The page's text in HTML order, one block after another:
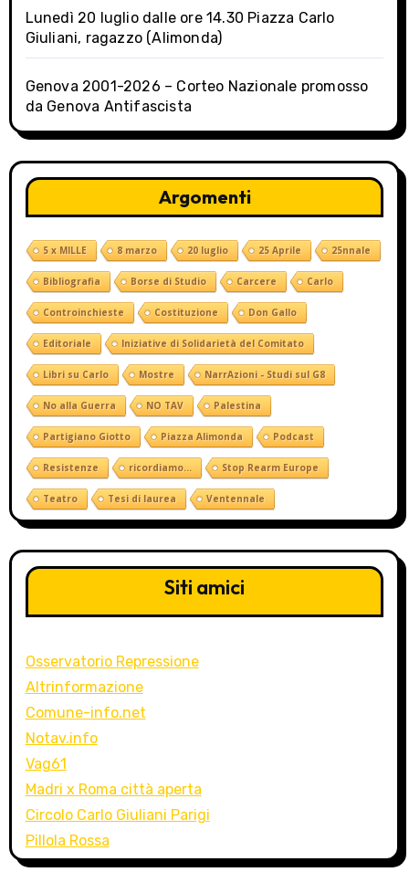
Lunedì 20 luglio dalle ore 14.30 Piazza Carlo
Giuliani, ragazzo (Alimonda)
Genova 2001-2026 – Corteo Nazionale promosso
da Genova Antifascista
Argomenti
5 x MILLE 8 marzo 20 luglio 25 Aprile 25nnale
Bibliografia Borse di Studio Carcere Carlo
Controinchieste Costituzione Don Gallo
Editoriale Iniziative di Solidarietà del Comitato
Libri su Carlo Mostre NarrAzioni - Studi sul G8
No alla Guerra NO TAV Palestina
Partigiano Giotto Piazza Alimonda Podcast
Resistenze ricordiamo... Stop Rearm Europe
Teatro Tesi di laurea Ventennale
Siti amici
Osservatorio Repressione
Altrinformazione
Comune-info.net
Notav.info
Vag61
Madri x Roma città aperta
Circolo Carlo Giuliani Parigi
Pillola Rossa